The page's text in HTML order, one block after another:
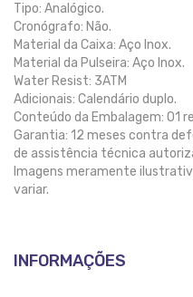
Tipo: Analógico.
Cronógrafo: Não.
Material da Caixa: Aço Inox.
Material da Pulseira: Aço Inox.
Water Resist: 3ATM
Adicionais: Calendário duplo.
Conteúdo da Embalagem: 01
Garantia: 12 meses contra
de assistência técnica
Imagens meramente
variar.
INFORMAÇÕES